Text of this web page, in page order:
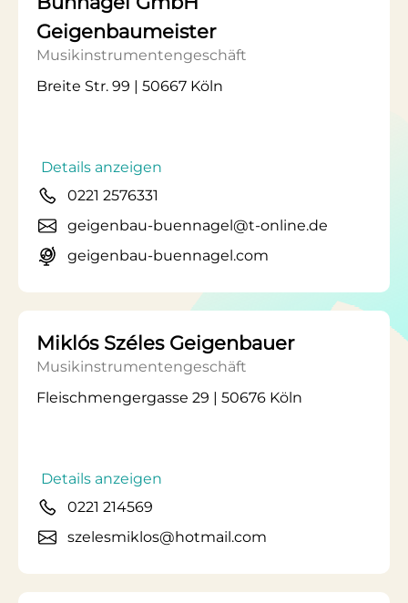
Geigenbaumeister
Musikinstrumentengeschäft
Breite Str. 99 | 50667 Köln
Details anzeigen
0221 2576331
geigenbau-buennagel@t-online.de
geigenbau-buennagel.com
Miklós Széles Geigenbauer
Musikinstrumentengeschäft
Fleischmengergasse 29 | 50676 Köln
Details anzeigen
0221 214569
szelesmiklos@hotmail.com